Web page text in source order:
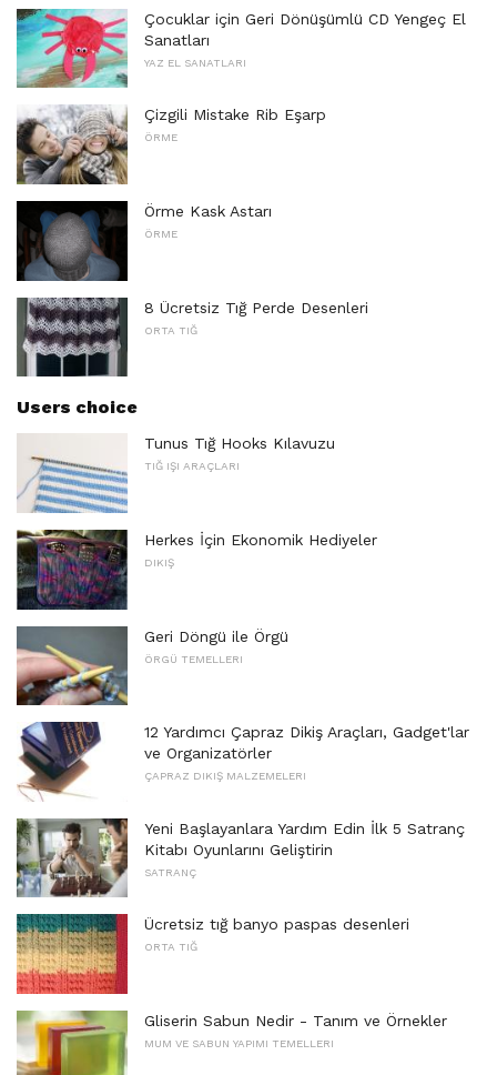
Çocuklar için Geri Dönüşümlü CD Yengeç El
Sanatları
YAZ EL SANATLARI
Çizgili Mistake Rib Eşarp
ÖRME
Örme Kask Astarı
ÖRME
8 Ücretsiz Tığ Perde Desenleri
ORTA TIĞ
Users choice
Tunus Tığ Hooks Kılavuzu
TIĞ IŞI ARAÇLARI
Herkes İçin Ekonomik Hediyeler
DIKIŞ
Geri Döngü ile Örgü
ÖRGÜ TEMELLERI
12 Yardımcı Çapraz Dikiş Araçları, Gadget'lar
ve Organizatörler
ÇAPRAZ DIKIŞ MALZEMELERI
Yeni Başlayanlara Yardım Edin İlk 5 Satranç
Kitabı Oyunlarını Geliştirin
SATRANÇ
Ücretsiz tığ banyo paspas desenleri
ORTA TIĞ
Gliserin Sabun Nedir - Tanım ve Örnekler
MUM VE SABUN YAPIMI TEMELLERI